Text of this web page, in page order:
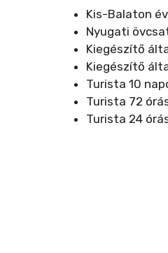
Kis-Balaton
Nyugati
Kiegészítő
Kiegészítő
Turista 10
Turista 72
Turista 24